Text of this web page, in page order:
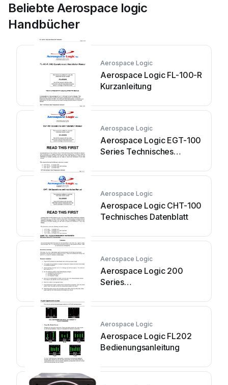
Beliebte Aerospace logic
Handbücher
Aerospace Logic
Aerospace Logic FL-100-R
Kurzanleitung
Aerospace Logic
Aerospace Logic EGT-100
Series Technisches
Aerospace Logic
Aerospace Logic CHT-100
Technisches Datenblatt
Aerospace Logic
Aerospace Logic 200
Series
Aerospace Logic
Aerospace Logic FL202
Bedienungsanleitung